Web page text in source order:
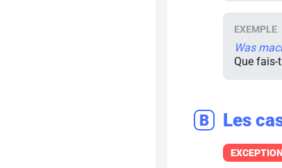
Was
Que fais-
B Les